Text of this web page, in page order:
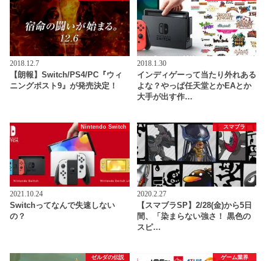
2018.12.7
【朗報】Switch/PS4/PC『ウィ
ニングポスト9』が発売決定！
2018.1.30
インディゲーって当たり外れある
よな？やっぱ任天堂とかEAとか
大手が出す作…
Nintendo Switch
2021.10.24
Switchってなんで失速しない
の？
スマブラ
2020.2.27
【スマブラSP】2/28(金)から5日
間、「染まらない強さ！ 黒色の
スピ…
ゼルダの伝説 ゲーム業界